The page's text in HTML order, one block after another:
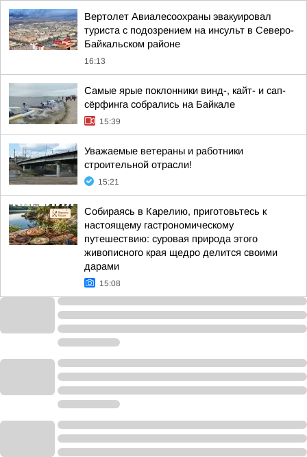
Вертолет Авиалесоохраны эвакуировал
туриста с подозрением на инсульт в Северо-
Байкальском районе
16:13
Самые ярые поклонники винд-, кайт- и сап-
сёрфинга собрались на Байкале
15:39
Уважаемые ветераны и работники
строительной отрасли!
15:21
Собираясь в Карелию, приготовьтесь к
настоящему гастрономическому
путешествию: суровая природа этого
живописного края щедро делится своими
дарами
15:08